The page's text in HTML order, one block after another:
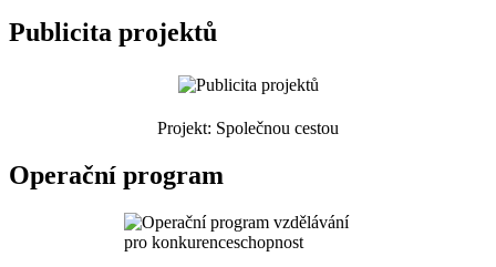
Publicita projektů
Projekt: Společnou cestou
Operační program